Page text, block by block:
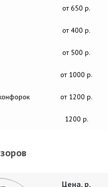
от 650 р.
от 400 р.
от 500 р.
от 1000 р.
от 1200 р.
1200 р.
Цена, р.